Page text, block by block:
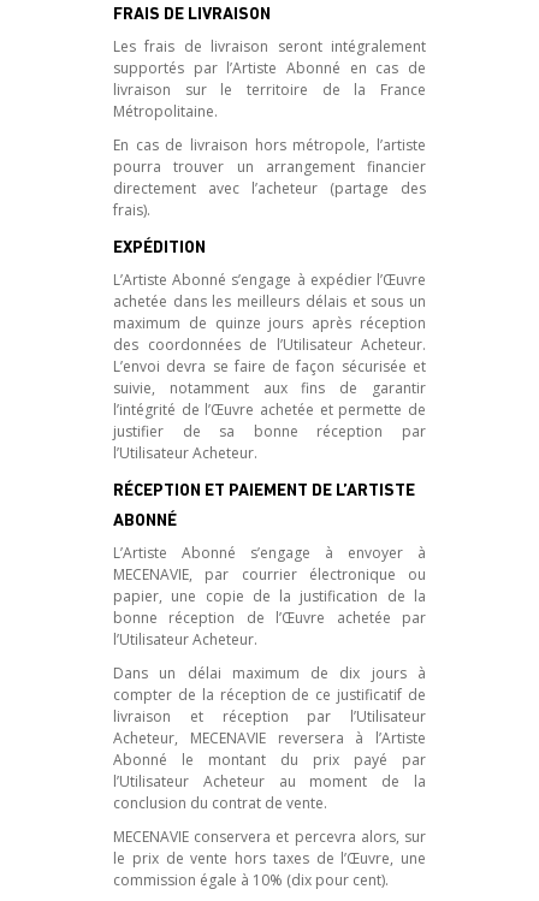
FRAIS DE LIVRAISON
Les frais de livraison seront intégralement
supportés par l’Artiste Abonné en cas de
livraison sur le territoire de la France
Métropolitaine.
En cas de livraison hors métropole, l’artiste
pourra trouver un arrangement financier
directement avec l’acheteur (partage des
frais).
EXPÉDITION
L’Artiste Abonné s’engage à expédier l’Œuvre
achetée dans les meilleurs délais et sous un
maximum de quinze jours après réception
des coordonnées de l’Utilisateur Acheteur.
L’envoi devra se faire de façon sécurisée et
suivie, notamment aux fins de garantir
l’intégrité de l’Œuvre achetée et permette de
justifier de sa bonne réception par
l’Utilisateur Acheteur.
RÉCEPTION ET PAIEMENT DE L’ARTISTE
ABONNÉ
L’Artiste Abonné s’engage à envoyer à
MECENAVIE, par courrier électronique ou
papier, une copie de la justification de la
bonne réception de l’Œuvre achetée par
l’Utilisateur Acheteur.
Dans un délai maximum de dix jours à
compter de la réception de ce justificatif de
livraison et réception par l’Utilisateur
Acheteur, MECENAVIE reversera à l’Artiste
Abonné le montant du prix payé par
l’Utilisateur Acheteur au moment de la
conclusion du contrat de vente.
MECENAVIE conservera et percevra alors, sur
le prix de vente hors taxes de l’Œuvre, une
commission égale à 10% (dix pour cent).